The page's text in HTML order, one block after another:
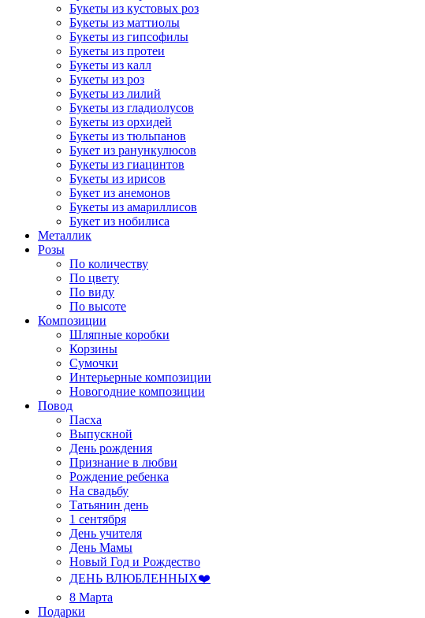
Букеты из кустовых роз
Букеты из маттиолы
Букеты из гипсофилы
Букеты из протеи
Букеты из калл
Букеты из роз
Букеты из лилий
Букеты из гладиолусов
Букеты из орхидей
Букеты из тюльпанов
Букет из ранункулюсов
Букеты из гиацинтов
Букеты из ирисов
Букет из анемонов
Букеты из амариллисов
Букет из нобилиса
Металлик
Розы
По количеству
По цвету
По виду
По высоте
Композиции
Шляпные коробки
Корзины
Сумочки
Интерьерные композиции
Новогодние композиции
Повод
Пасха
Выпускной
День рождения
Признание в любви
Рождение ребенка
На свадьбу
Татьянин день
1 сентября
День учителя
День Мамы
Новый Год и Рождество
ДЕНЬ ВЛЮБЛЕННЫХ❤️
8 Марта
Подарки